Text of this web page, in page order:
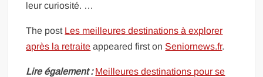
leur curiosité. …
The post Les meilleures destinations à explorer
après la retraite appeared first on Seniornews.fr.
Lire également : Meilleures destinations pour se